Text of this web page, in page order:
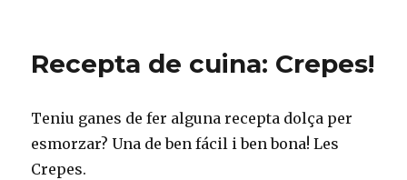
Recepta de cuina: Crepes!
Teniu ganes de fer alguna recepta dolça per
esmorzar? Una de ben fácil i ben bona! Les
Crepes.